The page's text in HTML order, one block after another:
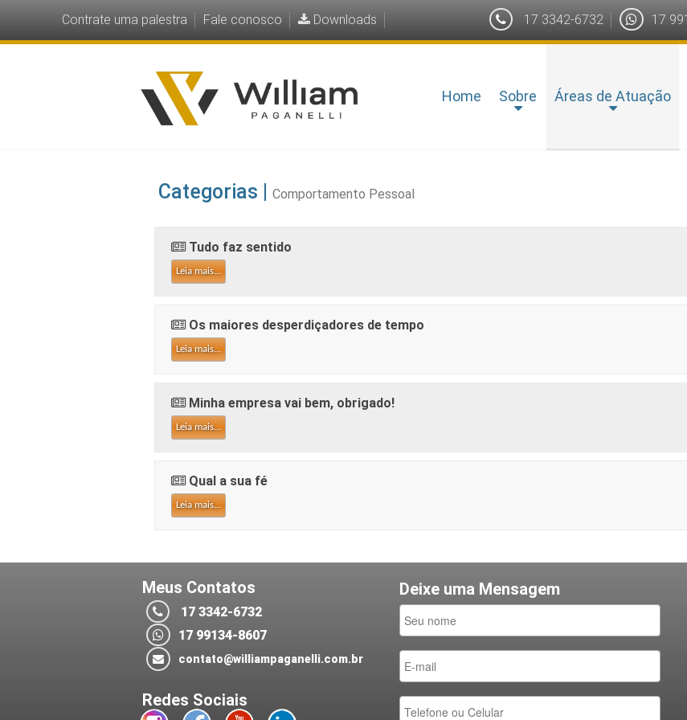
Contrate uma palestra Fale conosco Downloads 17 3342-6732 17
Home Sobre Áreas de Atuação
Categorias | Comportamento Pessoal
Tudo faz sentido
Leia mais...
Os maiores desperdiçadores de tempo
Leia mais...
Minha empresa vai bem, obrigado!
Leia mais...
Qual a sua fé
Leia mais...
Meus Contatos
17 3342-6732
17 99134-8607
contato@williampaganelli.com.br
Redes Sociais
Deixe uma Mensagem